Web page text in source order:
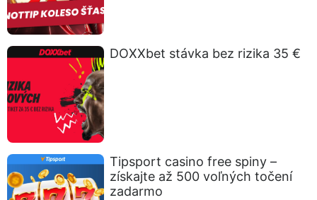
DOXXbet stávka bez rizika 35 €
Tipsport casino free spiny –
získajte až 500 voľných točení
zadarmo